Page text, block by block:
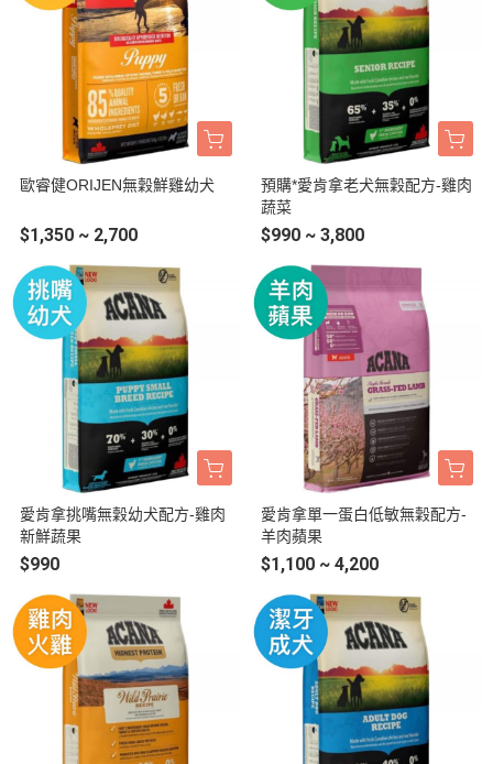
歐睿健ORIJEN無穀鮮雞幼犬
$1,350 ~ 2,700
預購*愛肯拿老犬無穀配方-雞肉
蔬菜
$990 ~ 3,800
愛肯拿挑嘴無穀幼犬配方-雞肉
新鮮蔬果
$990
愛肯拿單一蛋白低敏無穀配方-
羊肉蘋果
$1,100 ~ 4,200